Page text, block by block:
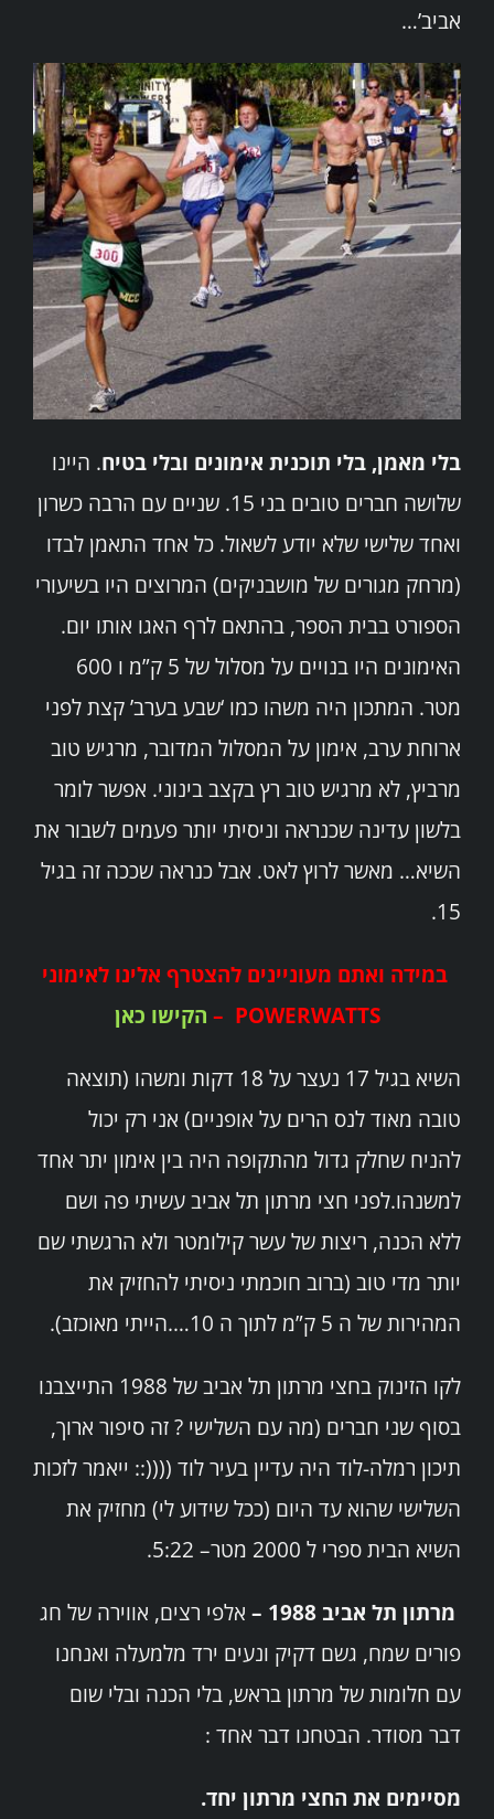
אביב’…
בלי מאמן, בלי תוכנית אימונים ובלי בטיח. היינו
שלושה חברים טובים בני 15. שניים עם הרבה כשרון
ואחד שלישי שלא יודע לשאול. כל אחד התאמן לבדו
(מרחק מגורים של מושבניקים) המרוצים היו בשיעורי
הספורט בבית הספר, בהתאם לרף האגו אותו יום.
האימונים היו בנויים על מסלול של 5 ק”מ ו 600
מטר. המתכון היה משהו כמו ‘שבע בערב’ קצת לפני
ארוחת ערב, אימון על המסלול המדובר, מרגיש טוב
מרביץ, לא מרגיש טוב רץ בקצב בינוני. אפשר לומר
בלשון עדינה שכנראה וניסיתי יותר פעמים לשבור את
השיא… מאשר לרוץ לאט. אבל כנראה שככה זה בגיל
15.
במידה ואתם מעוניינים להצטרף אלינו לאימוני
POWERWATTS –
הקישו כאן
השיא בגיל 17 נעצר על 18 דקות ומשהו (תוצאה
טובה מאוד לנס הרים על אופניים) אני רק יכול
להניח שחלק גדול מהתקופה היה בין אימון יתר אחד
למשנהו.לפני חצי מרתון תל אביב עשיתי פה ושם
ללא הכנה, ריצות של עשר קילומטר ולא הרגשתי שם
יותר מדי טוב (ברוב חוכמתי ניסיתי להחזיק את
המהירות של ה 5 ק”מ לתוך ה 10….הייתי מאוכזב).
לקו הזינוק בחצי מרתון תל אביב של 1988 התייצבנו
בסוף שני חברים (מה עם השלישי ? זה סיפור ארוך,
תיכון רמלה-לוד היה עדיין בעיר לוד ((((:: ייאמר לזכות
השלישי שהוא עד היום (ככל שידוע לי) מחזיק את
השיא הבית ספרי ל 2000 מטר– 5:22.
מרתון תל אביב 1988 –
אלפי רצים, אווירה של חג
פורים שמח, גשם דקיק ונעים ירד מלמעלה ואנחנו
עם חלומות של מרתון בראש, בלי הכנה ובלי שום
דבר מסודר. הבטחנו דבר אחד :
מסיימים את החצי מרתון יחד.